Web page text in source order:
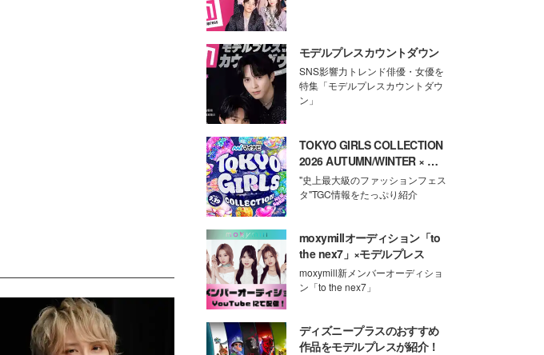
モデルプレスカウントダウン
SNS影響力トレンド俳優・女優を
特集「モデルプレスカウントダウ
ン」
TOKYO GIRLS COLLECTION
2026 AUTUMN/WINTER × モ
デルプレス
"史上最大級のファッションフェス
タ"TGC情報をたっぷり紹介
moxymillオーディション「to
the nex7」×モデルプレス
moxymill新メンバーオーディショ
ン「to the nex7」
ディズニープラスのおすすめ
作品をモデルプレスが紹介！